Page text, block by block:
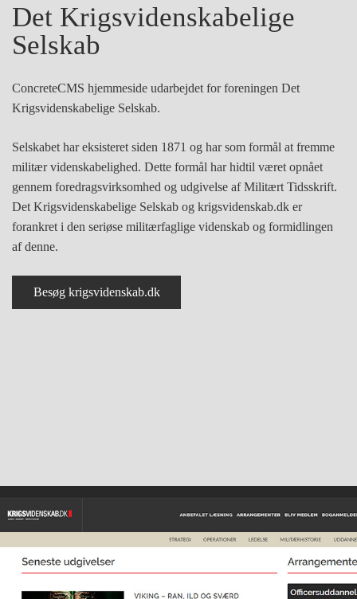
Det Krigsvidenskabelige
Selskab
ConcreteCMS hjemmeside udarbejdet for foreningen Det
Krigsvidenskabelige Selskab.
Selskabet har eksisteret siden 1871 og har som formål at fremme
militær videnskabelighed. Dette formål har hidtil været opnået
gennem foredragsvirksomhed og udgivelse af Militært Tidsskrift.
Det Krigsvidenskabelige Selskab og krigsvidenskab.dk er
forankret i den seriøse militærfaglige videnskab og formidlingen
af denne.
Besøg krigsvidenskab.dk